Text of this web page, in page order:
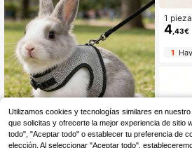
1
a
ñas y
orrea
a
4 ,43€
1Hay
Utilizamos cookies y tecnologías similares en
que solicitas y ofrecerte la mejor experiencia de sitio
todo", "Aceptar todo" o establecer tu preferencia de
elección. Al seleccionar "Aceptar todo",